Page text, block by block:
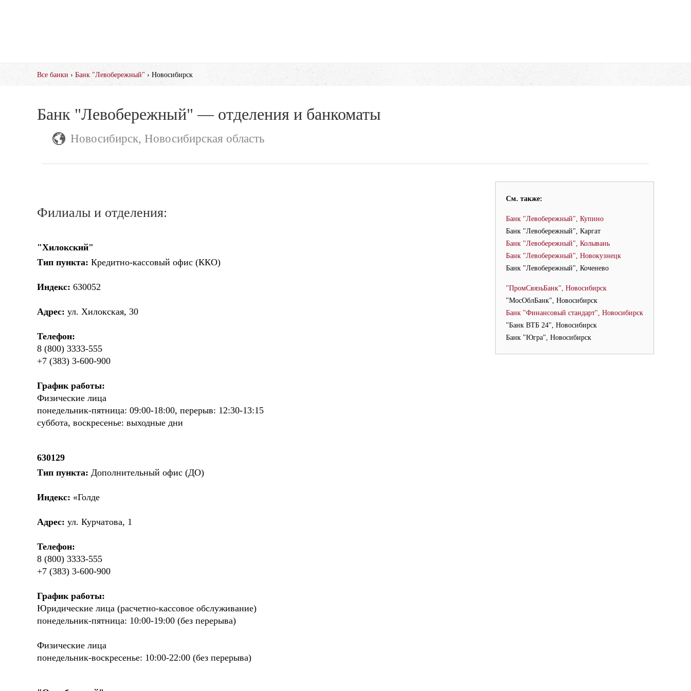
Все банки › Банк "Левобережный" › Новосибирск
Банк "Левобережный" — отделения и банкоматы
Новосибирск, Новосибирская область
См. также:
Банк "Левобережный", Купино
Банк "Левобережный", Каргат
Банк "Левобережный", Колывань
Банк "Левобережный", Новокузнецк
Банк "Левобережный", Коченево
"ПромСвязьБанк", Новосибирск
"МосОблБанк", Новосибирск
Банк "Финансовый стандарт", Новосибирск
"Банк ВТБ 24", Новосибирск
Банк "Югра", Новосибирск
Филиалы и отделения:
"Хилокский"
Тип пункта: Кредитно-кассовый офис (ККО)
Индекс: 630052
Адрес: ул. Хилокская, 30
Телефон:
8 (800) 3333-555
+7 (383) 3-600-900
График работы:
Физические лица
понедельник-пятница: 09:00-18:00, перерыв: 12:30-13:15
суббота, воскресенье: выходные дни
630129
Тип пункта: Дополнительный офис (ДО)
Индекс: «Голде
Адрес: ул. Курчатова, 1
Телефон:
8 (800) 3333-555
+7 (383) 3-600-900
График работы:
Юридические лица (расчетно-кассовое обслуживание)
понедельник-пятница: 10:00-19:00 (без перерыва)
Физические лица
понедельник-воскресенье: 10:00-22:00 (без перерыва)